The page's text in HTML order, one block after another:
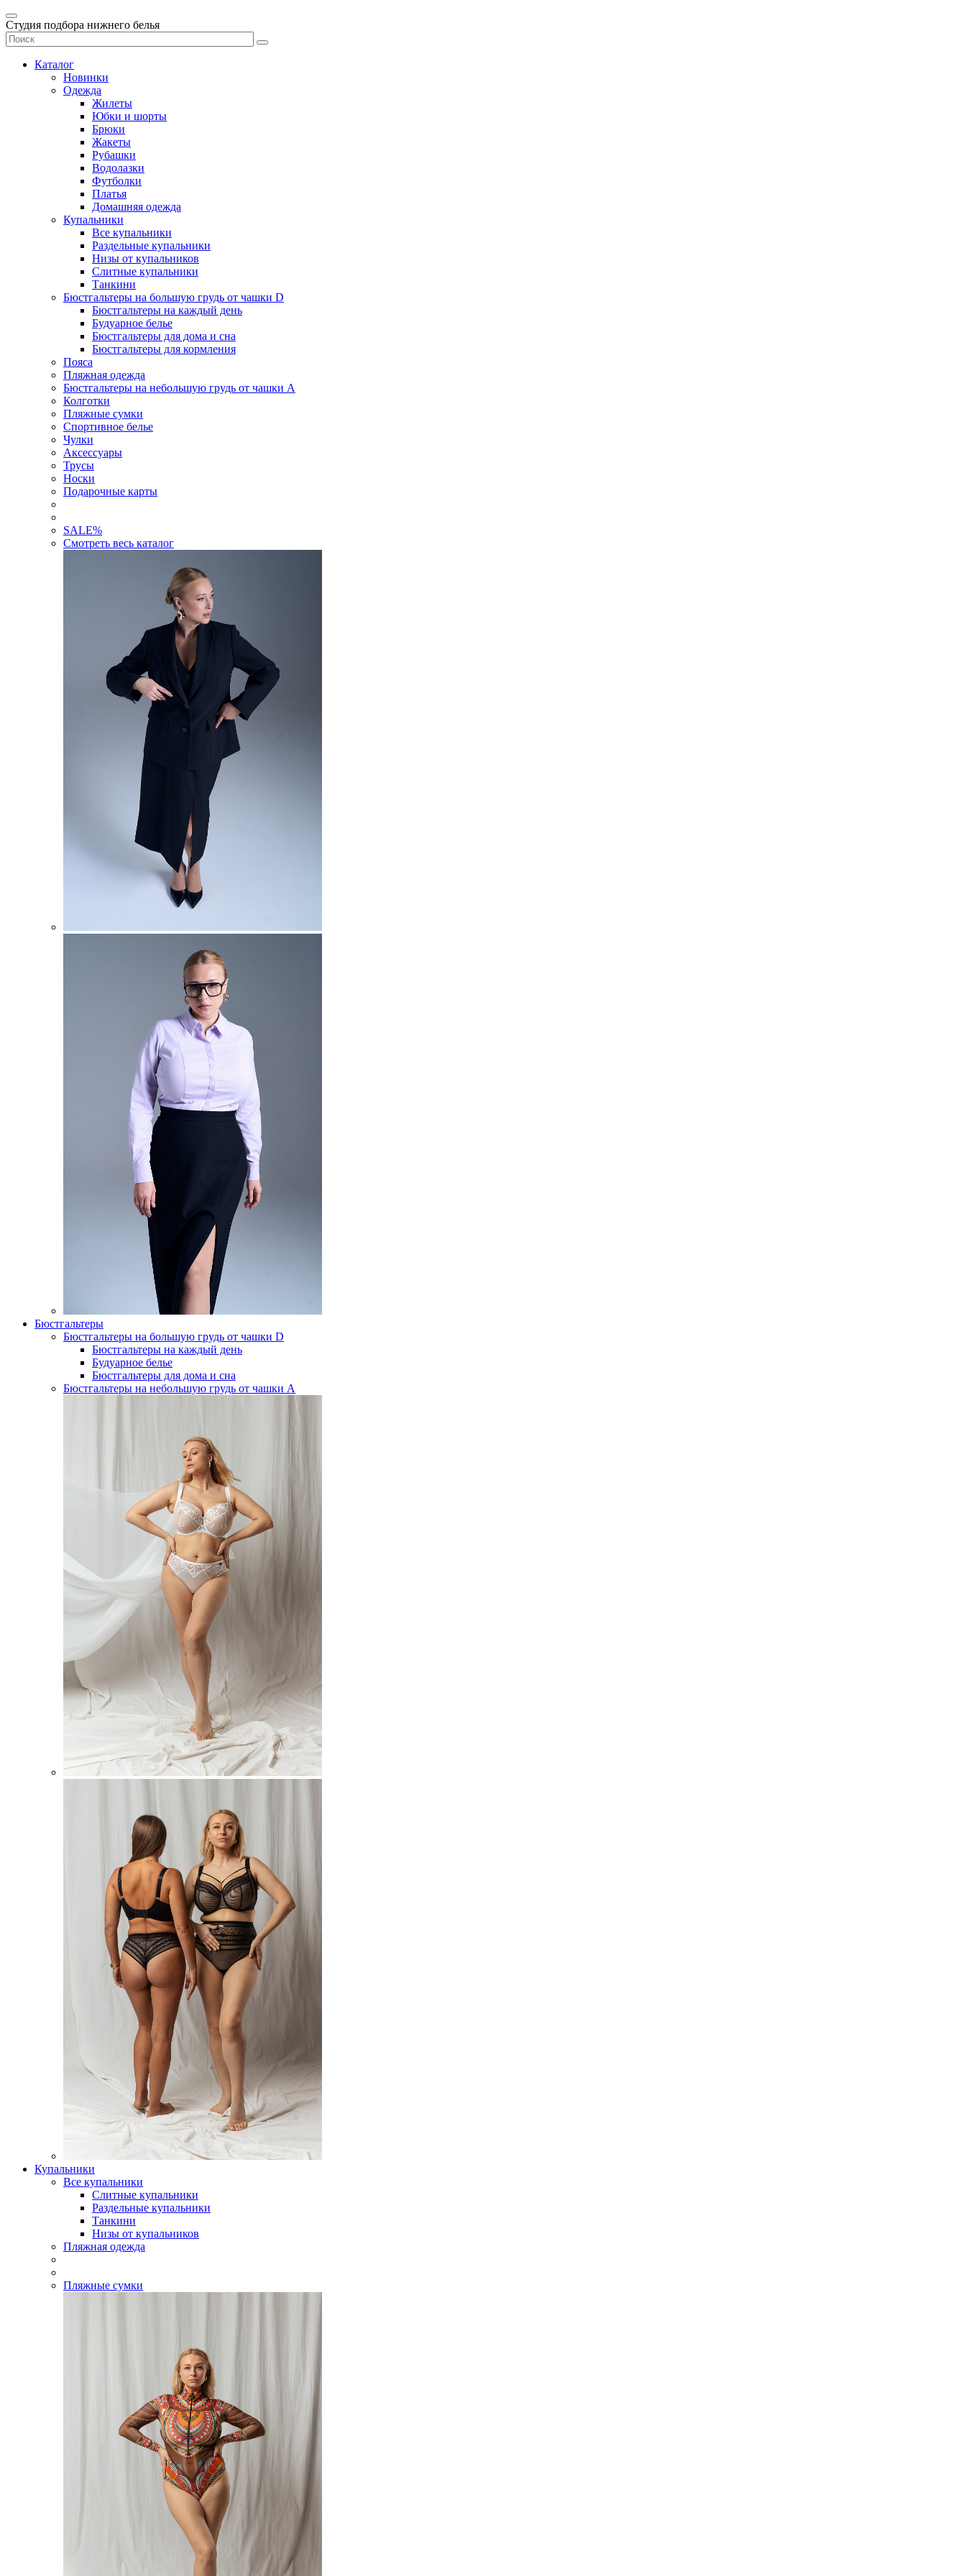
Студия подбора нижнего белья
Каталог
Новинки
Одежда
Жилеты
Юбки и шорты
Брюки
Жакеты
Рубашки
Водолазки
Футболки
Платья
Домашняя одежда
Купальники
Все купальники
Раздельные купальники
Низы от купальников
Слитные купальники
Танкини
Бюстгальтеры на большую грудь от чашки D
Бюстгальтеры на каждый день
Будуарное белье
Бюстгальтеры для дома и сна
Бюстгальтеры для кормления
Пояса
Пляжная одежда
Бюстгальтеры на небольшую грудь от чашки А
Колготки
Пляжные сумки
Спортивное белье
Чулки
Аксессуары
Трусы
Носки
Подарочные карты
SALE%
Смотреть весь каталог
Бюстгальтеры
Бюстгальтеры на большую грудь от чашки D
Бюстгальтеры на каждый день
Будуарное белье
Бюстгальтеры для дома и сна
Бюстгальтеры на небольшую грудь от чашки А
Купальники
Все купальники
Слитные купальники
Раздельные купальники
Танкини
Низы от купальников
Пляжная одежда
Пляжные сумки